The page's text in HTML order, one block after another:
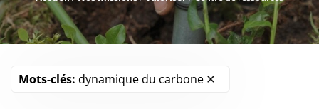
Mots-clés: dynamique du carbone